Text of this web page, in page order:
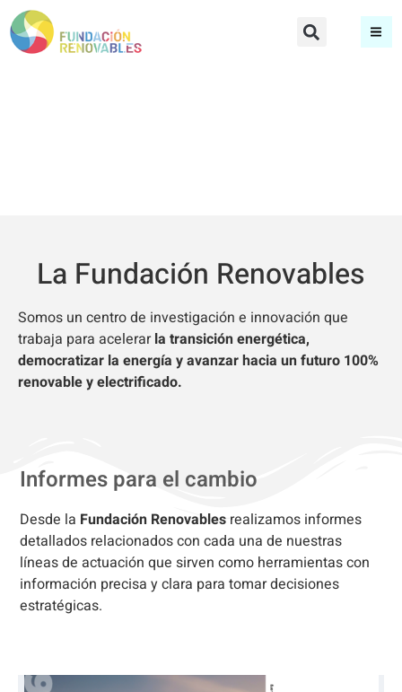
La Fundación Renovables
Somos un centro de investigación e innovación que
trabaja para acelerarla transición energética,
democratizar la energía y avanzar hacia un futuro 100%
renovable y electrificado.
Informes para el cambio
Desde la Fundación Renovables realizamos informes
detallados relacionados con cada una de nuestras
líneas de actuación que sirven como herramientas con
información precisa y clara para tomar decisiones
estratégicas.